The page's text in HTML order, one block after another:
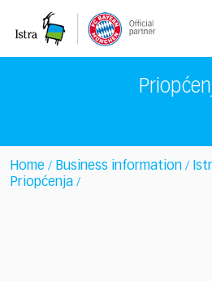
note:
Home / Business information /
Priopćenja /